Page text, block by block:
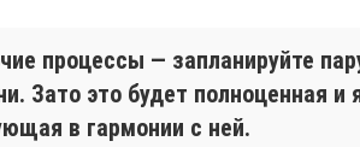
процессы — запланируйте
Зато это будет полноценная и
в гармонии с ней.